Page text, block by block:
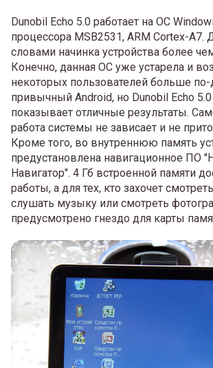
Dunobil Echo 5.0 работает на ОС
процессора MSB2531, ARM Cortex-A7.
словами начинка устройства более
Конечно, данная ОС уже устарела и
некоторых пользователей больше
привычный Android, но Dunobil Echo
показывает отличные результаты.
работа системы не зависает и не
Кроме того, во внутреннюю память
предустановлена навигационное ПО
Навигатор". 4 Гб встроенной памяти
работы, а для тех, кто захочет
слушать музыку или смотреть
предусмотрено гнездо для карты